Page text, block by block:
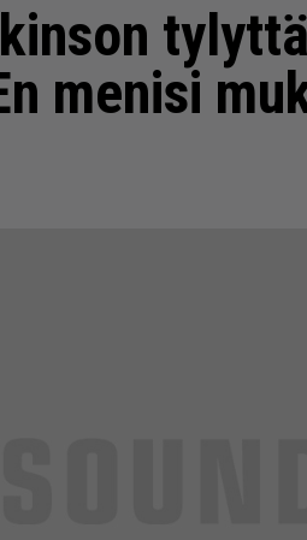
menisi